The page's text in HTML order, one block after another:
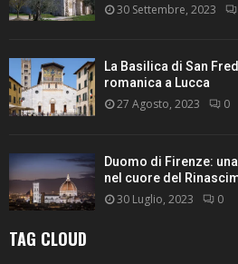
30 Settembre, 2023
La Basilica di San
romanica a Lucca
27 Agosto, 2023 0
Duomo di Firenze:
nel cuore del
30 Luglio, 2023 0
TAG CLOUD